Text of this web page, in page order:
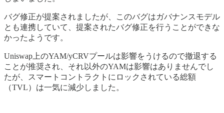
バグ修正が提案されましたが、このバグはガバナンスモデル
とも連携していて、提案されたバグ修正を行うことができな
かったようです。
Uniswap上のYAM/yCRVプールは影響をうけるので撤退する
ことが推奨され、それ以外のYAMは影響はありませんでし
たが、スマートコントラクトにロックされている総額
（TVL）は一気に減少しました。